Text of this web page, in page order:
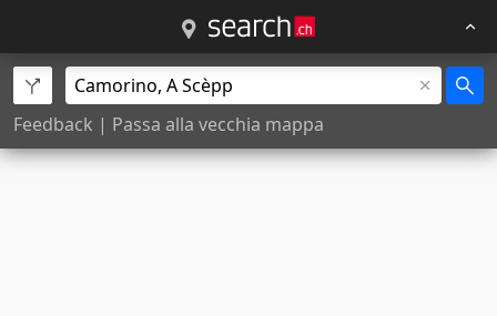
Feedback | Passa alla vecchia mappa